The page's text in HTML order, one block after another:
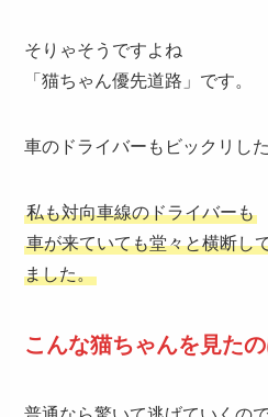
そりゃそうですよね
「猫ちゃん優先道路」です。
車のドライバーもビックリし
私も対向車線のドライバーも
車が来ていても堂々と横断し
ました。
こんな猫ちゃんを見たの